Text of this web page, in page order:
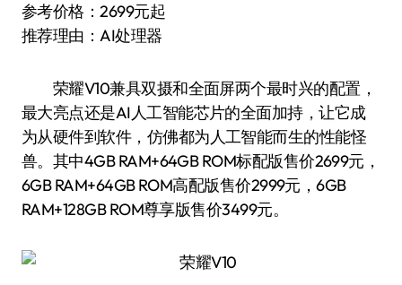
参考价格：2699元起
推荐理由：AI处理器
荣耀V10兼具双摄和全面屏两个最时兴的配置，
最大亮点还是AI人工智能芯片的全面加持，让它成
为从硬件到软件，仿佛都为人工智能而生的性能怪
兽。其中4GB RAM+64GB ROM标配版售价2699元，
6GB RAM+64GB ROM高配版售价2999元，6GB
RAM+128GB ROM尊享版售价3499元。